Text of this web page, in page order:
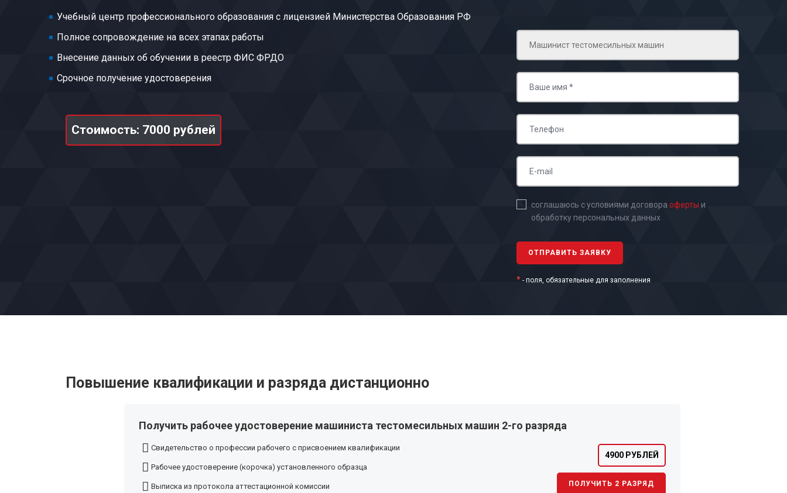
Учебный центр профессионального образования с лицензией Министерства Образования РФ
Полное сопровождение на всех этапах работы
Внесение данных об обучении в реестр ФИС ФРДО
Срочное получение удостоверения
Стоимость: 7000 рублей
соглашаюсь с условиями договора оферты и
обработку персональных данных
* - поля, обязательные для заполнения
Повышение квалификации и разряда дистанционно
Получить рабочее удостоверение машиниста тестомесильных машин 2-го разряда
Свидетельство о профессии рабочего с присвоением квалификации
Рабочее удостоверение (корочка) установленного образца
Выписка из протокола аттестационной комиссии
4900 РУБЛЕЙ
ПОЛУЧИТЬ 2 РАЗРЯД